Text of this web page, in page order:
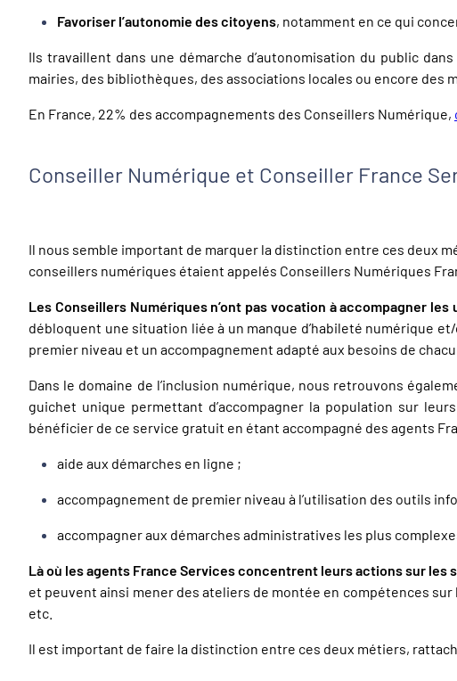
Favoriser l’autonomie des citoyens, notamment en ce qui
Ils travaillent dans une démarche d’autonomisation du public
mairies, des bibliothèques, des associations locales ou encore des
En France, 22% des accompagnements des Conseillers Numérique,
Conseiller Numérique et Conseiller France
Il nous semble important de marquer la distinction entre ces deux
conseillers numériques étaient appelés Conseillers Numériques
Les Conseillers Numériques n’ont pas vocation à accompagner
débloquent une situation liée à un manque d’habileté numérique
premier niveau et un accompagnement adapté aux besoins de
Dans le domaine de l’inclusion numérique, nous retrouvons
guichet unique permettant d’accompagner la population sur
bénéficier de ce service gratuit en étant accompagné des agents
aide aux démarches en ligne ;
accompagnement de premier niveau à l’utilisation des outils
accompagner aux démarches administratives les plus
Là où les agents France Services concentrent leurs actions sur
et peuvent ainsi mener des ateliers de montée en compétences
etc.
Il est important de faire la distinction entre ces deux métiers,